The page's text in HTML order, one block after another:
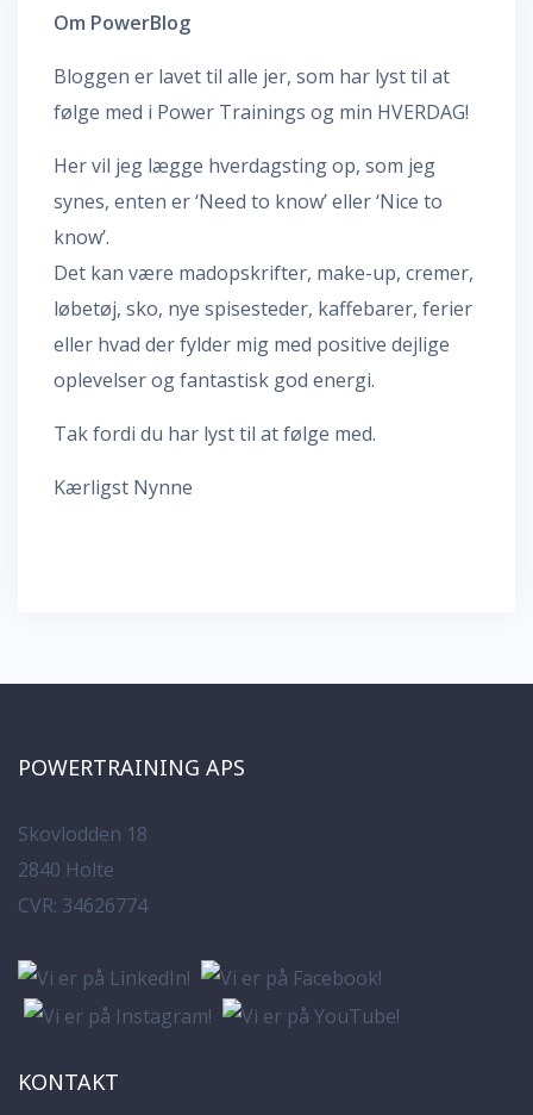
Om PowerBlog
Bloggen er lavet til alle jer, som har lyst til at
følge med i Power Trainings og min HVERDAG!
Her vil jeg lægge hverdagsting op, som jeg
synes, enten er ‘Need to know’ eller ‘Nice to
know’.
Det kan være madopskrifter, make-up, cremer,
løbetøj, sko, nye spisesteder, kaffebarer, ferier
eller hvad der fylder mig med positive dejlige
oplevelser og fantastisk god energi.
Tak fordi du har lyst til at følge med.
Kærligst Nynne
POWERTRAINING APS
Skovlodden 18
2840 Holte
CVR: 34626774
KONTAKT